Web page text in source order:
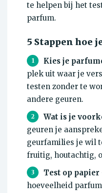
te helpen bij het
parfum.
5 Stappen hoe
1 Kies je
plek uit waar je
testen zonder te
andere geuren.
2 Wat is je
geuren je
geurfamilies je wil
fruitig, houtachtig,
3 Test op papier
hoeveelheid